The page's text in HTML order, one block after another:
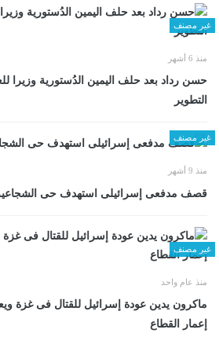
غير مصنف
منذ 6 أشهر
حسن رداد بعد حلف اليمين الدُستورية وزيرا
التطوير
غير مصنف
منذ 9 أشهر
قصف مدفعى إسرائيلى استهدف حى
غير مصنف
منذ عام واحد
ماكرون يدين عودة إسرائيل للقتال فى غزة
إعمار القطاع